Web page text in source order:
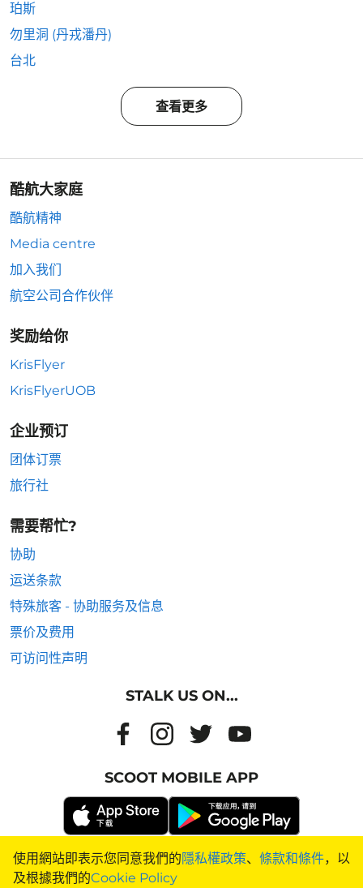
使用網站即表示您同意我們的隱私權政策、 條款和條件，以
及根據我們的Cookie Policy
珀斯
勿里洞 (丹戎潘丹)
台北
查看更多
酷航大家庭
酷航精神
Media centre
加入我们
航空公司合作伙伴
奖励给你
KrisFlyer
KrisFlyerUOB
企业预订
团体订票
旅行社
需要帮忙?
协助
运送条款
特殊旅客 - 协助服务及信息
票价及费用
可访问性声明
STALK US ON...
SCOOT MOBILE APP
飞往国家 | 飞往城市 | 城市到城市的航班